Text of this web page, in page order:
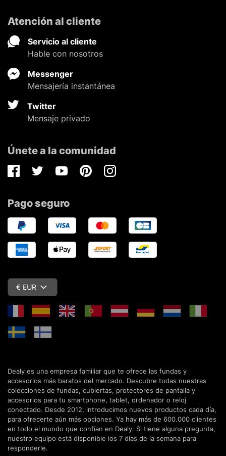
Atención al cliente
Servicio al cliente
Hable con nosotros
Messenger
Mensajería instantánea
Twitter
Mensaje privado
Únete a la comunidad
FacebookTwitterYoutubePinterestInstagram
Pago seguro
€ EUR
Dealy es una empresa familiar que te ofrece las fundas y
accesorios más baratos del mercado. Descubre todas nuestras
colecciones de fundas, cubiertas, protectores de pantalla y
accesorios para tu smartphone, tablet, ordenador o reloj
conectado. Desde 2012, introducimos nuevos productos cada día,
para ofrecerte aún más opciones. Ya hay más de 600.000 clientes
en todo el mundo que confían en Dealy. Si tiene alguna pregunta,
nuestro equipo está disponible los 7 días de la semana para
responderle.